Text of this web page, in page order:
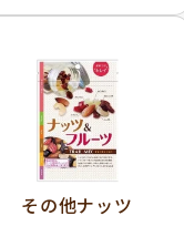
その他ナッツ